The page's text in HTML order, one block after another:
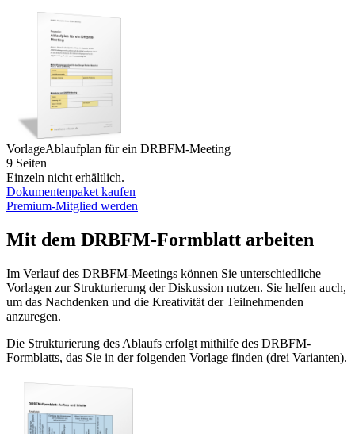
VorlageAblaufplan für ein DRBFM-Meeting
9 Seiten
Einzeln nicht erhältlich.
Dokumentenpaket kaufen
Premium-Mitglied werden
Mit dem DRBFM-Formblatt arbeiten
Im Verlauf des DRBFM-Meetings können Sie unterschiedliche
Vorlagen zur Strukturierung der Diskussion nutzen. Sie helfen auch,
um das Nachdenken und die Kreativität der Teilnehmenden
anzuregen.
Die Strukturierung des Ablaufs erfolgt mithilfe des DRBFM-
Formblatts, das Sie in der folgenden Vorlage finden (drei Varianten).